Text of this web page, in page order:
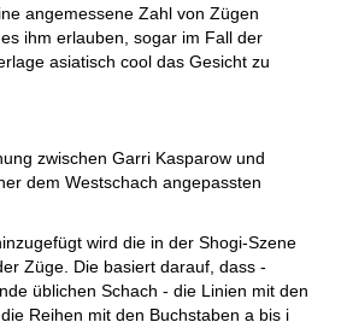
angemessene Zahl von Zügen
ihm erlauben, sogar im Fall der
asiatisch cool das Gesicht zu
zwischen Garri Kasparow und
dem Westschach angepassten
wird die in der Shogi-Szene
Züge. Die basiert darauf, dass -
üblichen Schach - die Linien mit den
Reihen mit den Buchstaben a bis i